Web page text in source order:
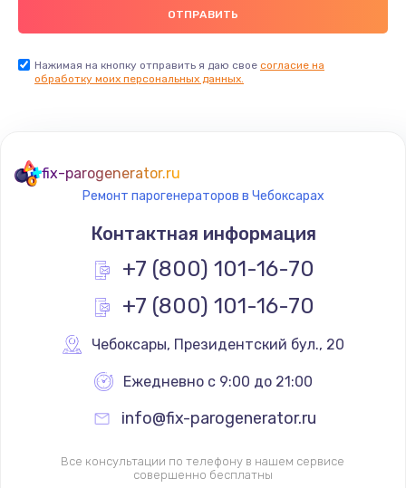
Нажимая на кнопку отправить я даю свое согласие на
обработку моих персональных данных.
fix-parogenerator.ru
Ремонт парогенераторов в Чебоксарах
Контактная информация
+7 (800) 101-16-70
+7 (800) 101-16-70
Чебоксары, Президентский бул., 20
Ежедневно с 9:00 до 21:00
info@fix-parogenerator.ru
Все консультации по телефону в нашем сервисе
совершенно бесплатны